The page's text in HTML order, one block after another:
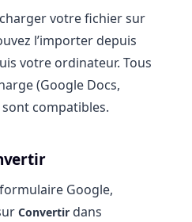
votre fichier sur
l’importer depuis
votre ordinateur. Tous
(Google Docs,
sont compatibles.
Google,
Convertir dans